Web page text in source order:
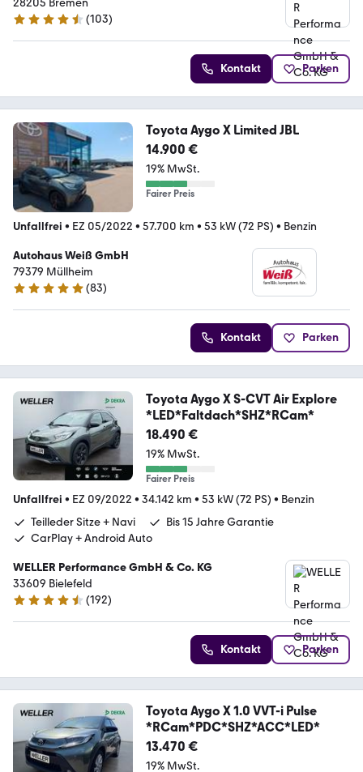
4.3 Sterne
(103)
Kontakt Parken
Toyota Aygo X Limited JBL
14.900 €
19% MwSt.
Fairer Preis
Unfallfrei • EZ 05/2022 • 57.700 km • 53 kW (72 PS) • Benzin
Autohaus Weiß GmbH
79379 Müllheim
5 Sterne
(83)
Kontakt Parken
Toyota Aygo X S-CVT Air Explore
*LED*Faltdach*SHZ*RCam*
18.490 €
19% MwSt.
Fairer Preis
Unfallfrei • EZ 09/2022 • 34.142 km • 53 kW (72 PS) • Benzin
Teilleder Sitze + Navi
Bis 15 Jahre Garantie
CarPlay + Android Auto
WELLER Performance GmbH & Co. KG
33609 Bielefeld
4.4 Sterne
(192)
Kontakt Parken
Toyota Aygo X 1.0 VVT-i Pulse
*RCam*PDC*SHZ*ACC*LED*
13.470 €
19% MwSt.